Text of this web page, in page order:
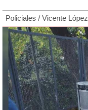
Policiales / Vicente López